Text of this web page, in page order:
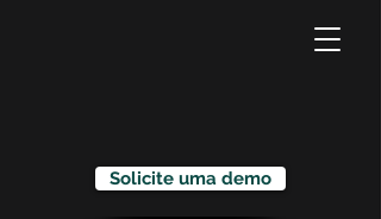
Solicite uma demo